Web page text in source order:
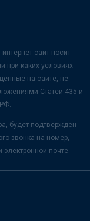
сайт носит
при каких условиях
на сайте, не
Статей 435 и
будет подтвержден
звонка на номер,
почте.